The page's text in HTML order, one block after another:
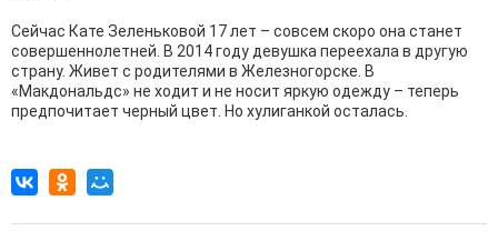
Сейчас Кате Зеленьковой 17 лет – совсем скоро она станет
совершеннолетней. В 2014 году девушка переехала в другую
страну. Живет с родителями в Железногорске. В
«Макдональдс» не ходит и не носит яркую одежду – теперь
предпочитает черный цвет. Но хулиганкой осталась.